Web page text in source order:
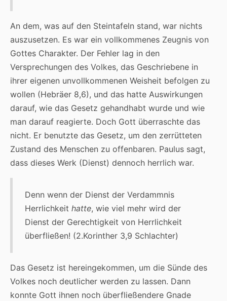
An dem, was auf den Steintafeln stand, war nichts
auszusetzen. Es war ein vollkommenes Zeugnis von
Gottes Charakter. Der Fehler lag in den
Versprechungen des Volkes, das Geschriebene in
ihrer eigenen unvollkommenen Weisheit befolgen zu
wollen (Hebräer 8,6), und das hatte Auswirkungen
darauf, wie das Gesetz gehandhabt wurde und wie
man darauf reagierte. Doch Gott überraschte das
nicht. Er benutzte das Gesetz, um den zerrütteten
Zustand des Menschen zu offenbaren. Paulus sagt,
dass dieses Werk (Dienst) dennoch herrlich war.
Denn wenn der Dienst der Verdammnis
Herrlichkeit hatte, wie viel mehr wird der
Dienst der Gerechtigkeit von Herrlichkeit
überfließen! (2.Korinther 3,9 Schlachter)
Das Gesetz ist hereingekommen, um die Sünde des
Volkes noch deutlicher werden zu lassen. Dann
konnte Gott ihnen noch überfließendere Gnade